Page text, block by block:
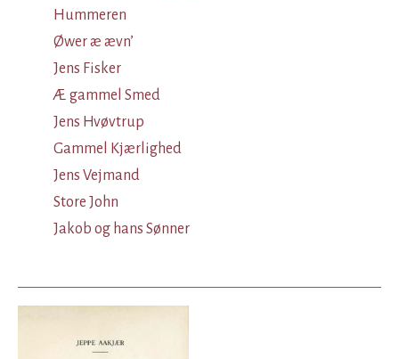
Hummeren
Øwer æ ævn’
Jens Fisker
Æ gammel Smed
Jens Hvøvtrup
Gammel Kjærlighed
Jens Vejmand
Store John
Jakob og hans Sønner